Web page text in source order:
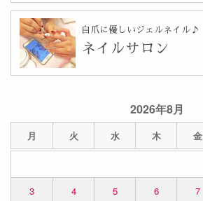
2026年8月
月 火 水 木 金
3
4 5 6 7
自爪に優しいジェルネイル♪
ネイルサロン